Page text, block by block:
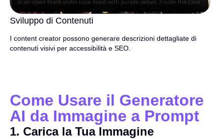
Sviluppo di Contenuti
I content creator possono generare descrizioni dettagliate di
contenuti visivi per accessibilità e SEO.
Come Usare il Generatore
AI da Immagine a Prompt
1. Carica la Tua Immagine